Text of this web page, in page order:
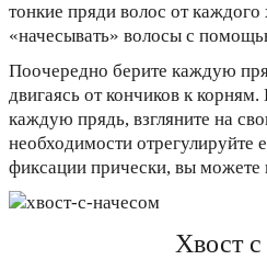
тонкие пряди волос от каждого
«начесывать» волосы с
Поочередно берите каждую
двигаясь от кончиков к
каждую прядь, взгляните на
необходимости отрегулируйте
фиксации прически, вы можете
Хвост